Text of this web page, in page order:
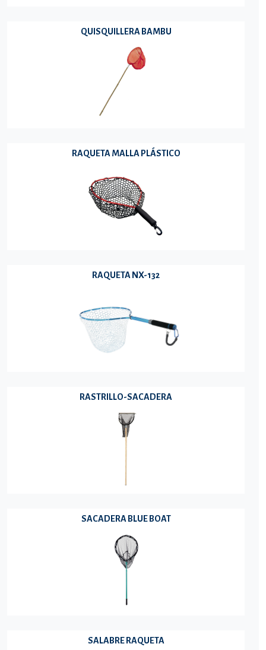
QUISQUILLERA BAMBU
RAQUETA MALLA PLÁSTICO
RAQUETA NX-132
RASTRILLO-SACADERA
SACADERA BLUE BOAT
SALABRE RAQUETA